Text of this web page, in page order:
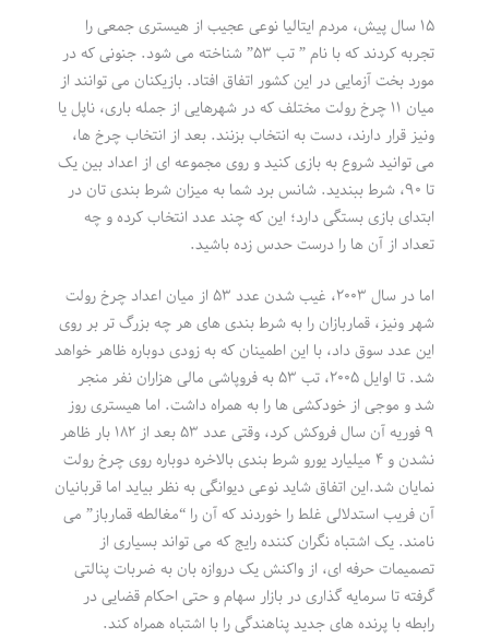
۱۵ سال پیش، مردم ایتالیا نوعی عجیب از هیستری جمعی را
تجربه کردند که با نام ” تب ۵۳” شناخته می شود. جنونی که در
مورد بخت آزمایی در این کشور اتفاق افتاد. بازیکنان می توانند از
میان ۱۱ چرخ رولت مختلف که در شهرهایی از جمله باری، ناپل یا
ونیز قرار دارند، دست به انتخاب بزنند. بعد از انتخاب چرخ ها،
می توانید شروع به بازی کنید و روی مجموعه ای از اعداد بین یک
تا ۹۰، شرط ببندید. شانس برد شما به میزان شرط بندی تان در
ابتدای بازی بستگی دارد؛ این که چند عدد انتخاب کرده و چه
تعداد از آن ها را درست حدس زده باشید.
اما در سال ۲۰۰۳، غیب شدن عدد ۵۳ از میان اعداد چرخ رولت
شهر ونیز، قماربازان را به شرط بندی های هر چه بزرگ تر بر روی
این عدد سوق داد، با این اطمینان که به زودی دوباره ظاهر خواهد
شد. تا اوایل ۲۰۰۵، تب ۵۳ به فروپاشی مالی هزاران نفر منجر
شد و موجی از خودکشی ها را به همراه داشت. اما هیستری روز
۹ فوریه آن سال فروکش کرد، وقتی عدد ۵۳ بعد از ۱۸۲ بار ظاهر
نشدن و ۴ میلیارد یورو شرط بندی بالاخره دوباره روی چرخ رولت
نمایان شد.این اتفاق شاید نوعی دیوانگی به نظر بیاید اما قربانیان
آن فریب استدلالی غلط را خوردند که آن را “مغالطه قمارباز” می
نامند. یک اشتباه نگران کننده رایج که می تواند بسیاری از
تصمیمات حرفه ای، از واکنش یک دروازه بان به ضربات پنالتی
گرفته تا سرمایه گذاری در بازار سهام و حتی احکام قضایی در
رابطه با پرنده های جدید پناهندگی را با اشتباه همراه کند.